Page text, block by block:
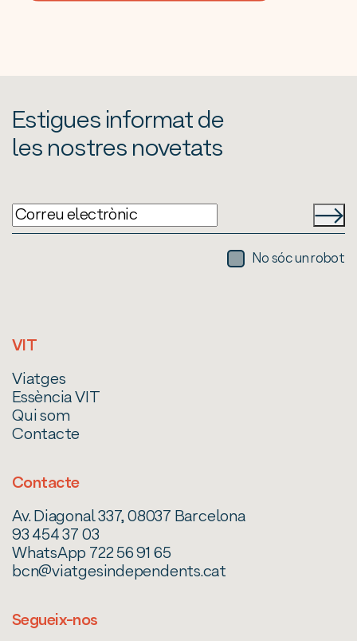
Estigues informat de
les nostres novetats
No sóc un robot
VIT
Viatges
Essència VIT
Qui som
Contacte
Contacte
Av. Diagonal 337, 08037 Barcelona
93 454 37 03
WhatsApp 722 56 91 65
bcn@viatgesindependents.cat
Segueix-nos